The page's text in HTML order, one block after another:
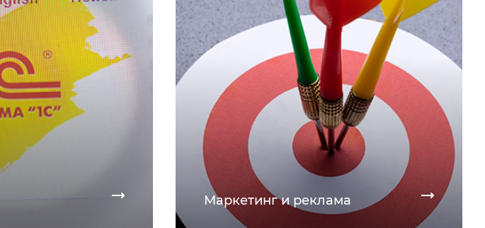
Маркетинг и реклама